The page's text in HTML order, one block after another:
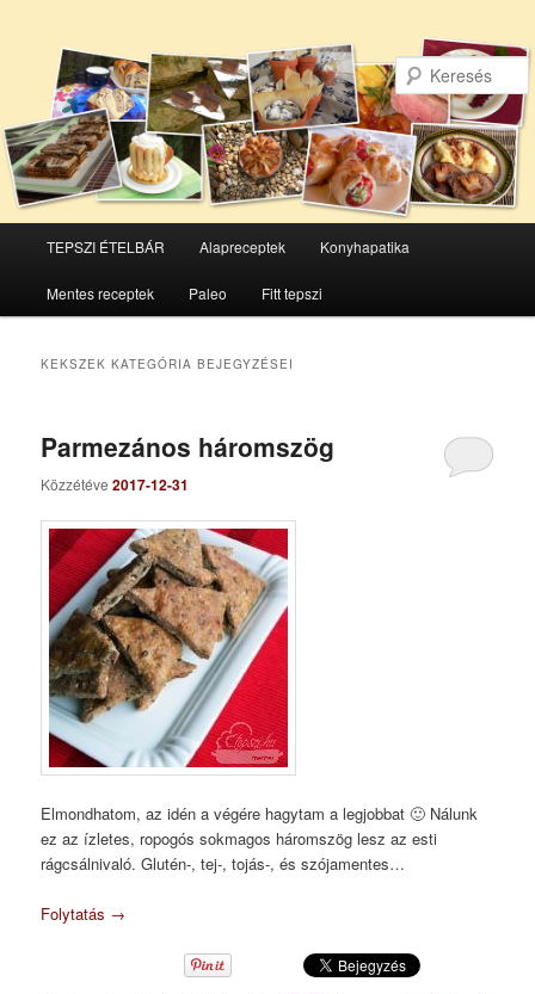
Tovább
az
Tovább
a
TEPSZI ÉTELBÁR Alapreceptek Konyhapatika
Mentes receptek Paleo Fitt tepszi
KEKSZEK KATEGÓRIA BEJEGYZÉSEI
Parmezános háromszög
Közzétéve2017-12-31
Elmondhatom, az idén a végére hagytam a legjobbat 🙂 Nálunk
ez az ízletes, ropogós sokmagos háromszög lesz az esti
rágcsálnivaló. Glutén-, tej-, tojás-, és szójamentes…
Folytatás →